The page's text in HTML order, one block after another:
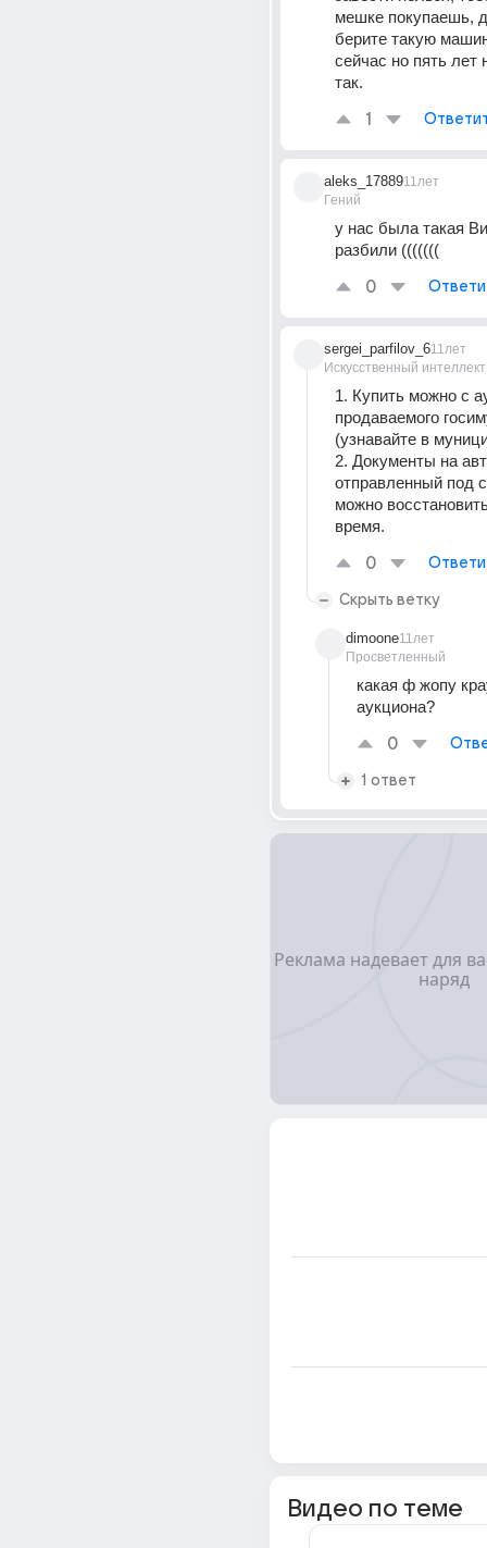
мешке покупаешь,
берите такую
сейчас но пять лет
так.
1
aleks_17889
Гений
11лет
у нас была такая
разбили (((((((
0
sergei_parfilov_6
Искусственный интеллект
11лет
1. Купить можно с
продаваемого
(узнавайте в
2. Документы на
отправленный под
можно
время.
0
Скрыть ветку
dimoone
Просветленный
11лет
какая ф жопу
аукциона?
0
1 ответ
Видео по теме